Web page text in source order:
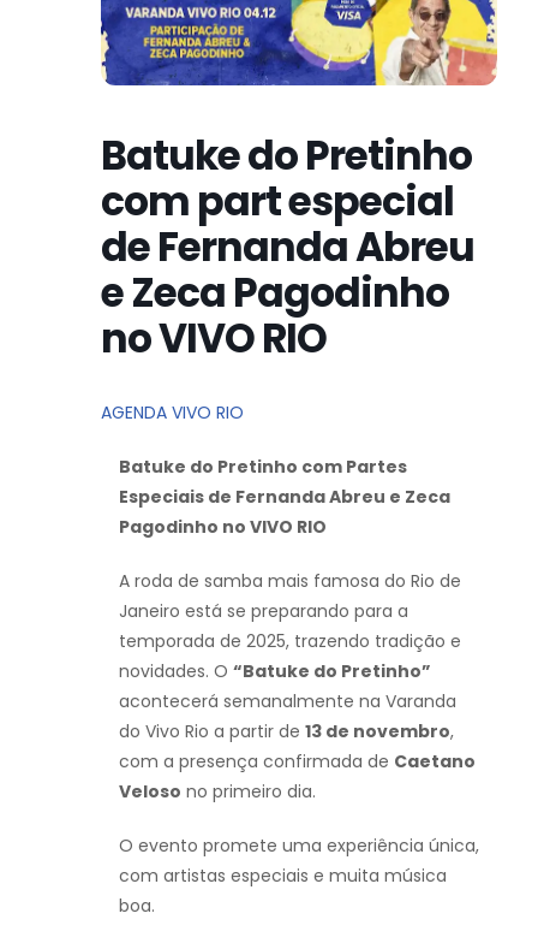
Batuke do Pretinho
com part especial
de Fernanda Abreu
e Zeca Pagodinho
no VIVO RIO
AGENDA VIVO RIO
Batuke do Pretinho com Partes
Especiais de Fernanda Abreu e Zeca
Pagodinho no VIVO RIO
A roda de samba mais famosa do Rio de
Janeiro está se preparando para a
temporada de 2025, trazendo tradição e
novidades. O “Batuke do Pretinho”
acontecerá semanalmente na Varanda
do Vivo Rio a partir de 13 de novembro,
com a presença confirmada de Caetano
Veloso no primeiro dia.
O evento promete uma experiência única,
com artistas especiais e muita música
boa.